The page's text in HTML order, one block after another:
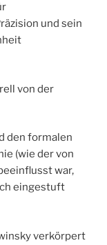
und sein
von der
den formalen
(wie der von
war,
eingestuft
verkörpert